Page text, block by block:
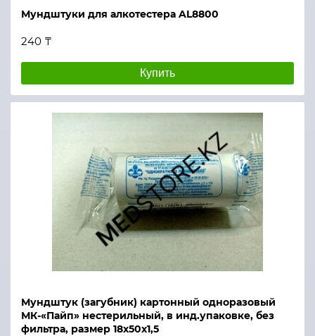
Мундштуки для алкотестера AL8800
240 ₸
Купить
Мундштук (загубник) картонный одноразовый
МК-«Пайп» нестерильный, в инд.упаковке, без
фильтра, размер 18х50х1,5